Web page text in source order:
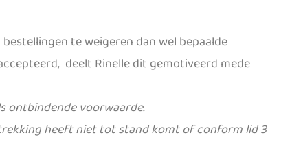
te weigeren dan wel bepaalde
deelt Rinelle dit gemotiveerd mede
ontbindende voorwaarde.
heeft niet tot stand komt of conform lid 3